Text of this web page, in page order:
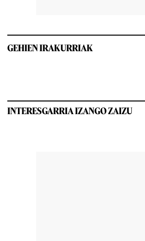
GEHIEN IRAKURRIAK
INTERESGARRIA IZANGO ZAIZU